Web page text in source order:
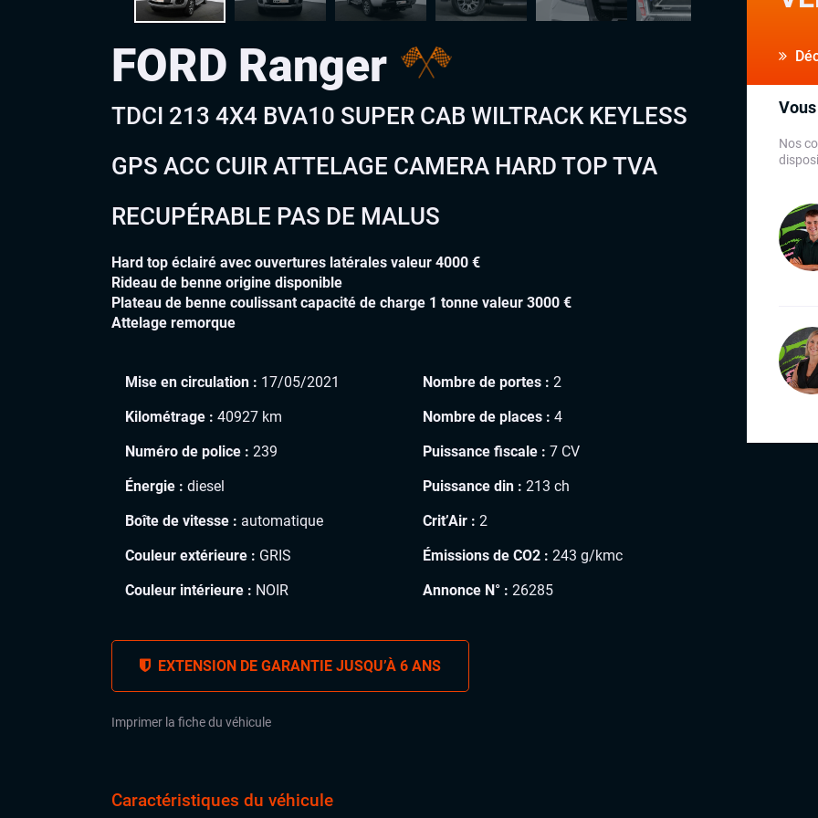
FORD Ranger
TDCI 213 4X4 BVA10 SUPER CAB WILTRACK KEYLESS
GPS ACC CUIR ATTELAGE CAMERA HARD TOP TVA
RECUPÉRABLE PAS DE MALUS
Hard top éclairé avec ouvertures latérales valeur 4000 €
Rideau de benne origine disponible
Plateau de benne coulissant capacité de charge 1 tonne valeur 3000 €
Attelage remorque
Mise en circulation : 17/05/2021
Kilométrage : 40927 km
Numéro de police : 239
Énergie : diesel
Boîte de vitesse : automatique
Couleur extérieure : GRIS
Couleur intérieure : NOIR
Nombre de portes : 2
Nombre de places : 4
Puissance fiscale : 7 CV
Puissance din : 213 ch
Crit’Air : 2
Émissions de CO2 : 243 g/kmc
Annonce N° : 26285
EXTENSION DE GARANTIE JUSQU’À 6 ANS
Imprimer la fiche du véhicule
Nos
Caractéristiques du véhicule